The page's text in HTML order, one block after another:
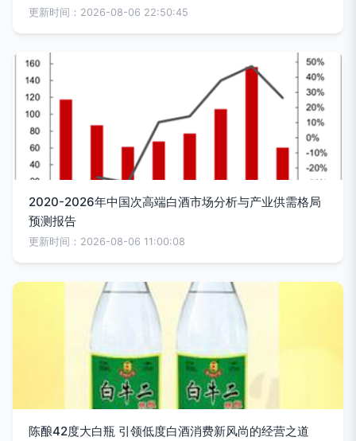
更新时间：2026-08-06 22:50:45
2020-2026年中国次高端白酒市场分析与产业供需格局
预测报告
更新时间：2026-08-06 11:00:08
陈酿42度大白瓶 引领低度白酒消费新风尚的经营之道